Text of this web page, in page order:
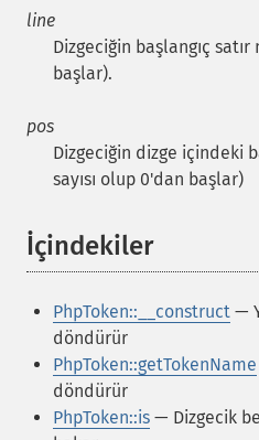
line
Dizgeciğin başlangıç satır
başlar).
pos
Dizgeciğin dizge içindeki
sayısı olup 0'dan başlar)
İçindekiler¶
PhpToken::__construct —
döndürür
PhpToken::getTokenName
döndürür
PhpToken::is — Dizgecik